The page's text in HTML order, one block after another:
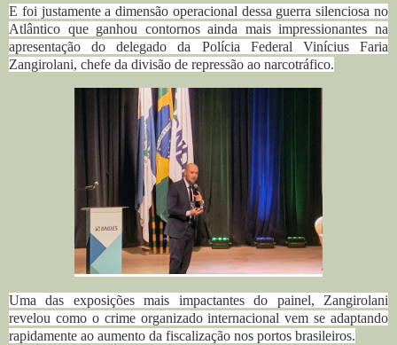
E foi justamente a dimensão operacional dessa guerra silenciosa no
Atlântico que ganhou contornos ainda mais impressionantes na
apresentação do delegado da Polícia Federal Vinícius Faria
Zangirolani, chefe da divisão de repressão ao narcotráfico.
Uma das exposições mais impactantes do painel, Zangirolani
revelou como o crime organizado internacional vem se adaptando
rapidamente ao aumento da fiscalização nos portos brasileiros.